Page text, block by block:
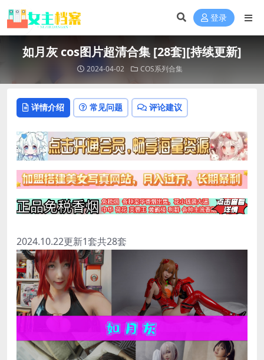
登录
如月灰 cos图片超清合集 [28套][持续更新]
2024-04-02 COS系列合集
详情介绍 常见问题 评论建议
2024.10.22更新1套共28套